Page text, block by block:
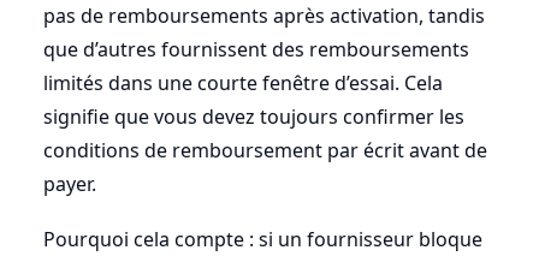
pas de remboursements après activation, tandis
que d’autres fournissent des remboursements
limités dans une courte fenêtre d’essai. Cela
signifie que vous devez toujours confirmer les
conditions de remboursement par écrit avant de
payer.
Pourquoi cela compte : si un fournisseur bloque